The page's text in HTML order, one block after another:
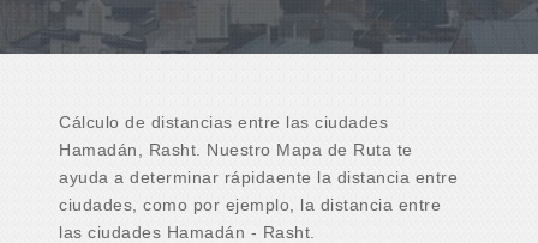
Cálculo de distancias entre las ciudades
Hamadán, Rasht. Nuestro Mapa de Ruta te
ayuda a determinar rápidaente la distancia entre
ciudades, como por ejemplo, la distancia entre
las ciudades Hamadán - Rasht.